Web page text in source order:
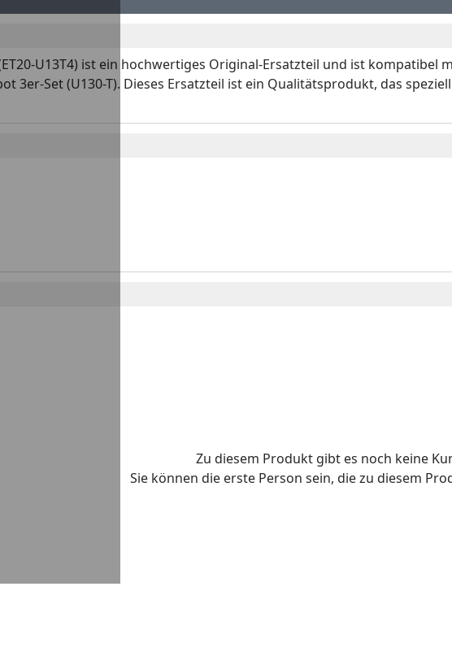
U13T4) ist ein hochwertiges Original-Ersatzteil und ist
3er-Set (U130-T). Dieses Ersatzteil ist ein Qualitätsprodukt, das
Zu diesem Produkt gibt es noch keine
Sie können die erste Person sein, die zu diesem